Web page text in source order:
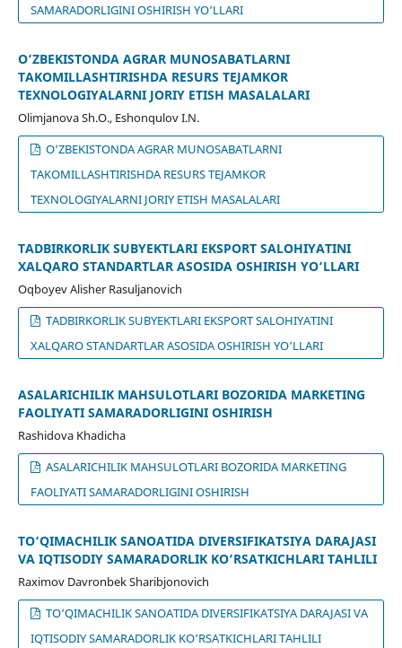
SAMARADORLIGINI OSHIRISH YO‘LLARI
О‘ZBEKISTONDA AGRAR MUNOSABATLARNI
TAKOMILLASHTIRISHDA RESURS TEJAMKOR
TEXNOLOGIYALARNI JORIY ETISH MASALALARI
Olimjanova Sh.O., Eshonqulov I.N.
О‘ZBEKISTONDA AGRAR MUNOSABATLARNI
TAKOMILLASHTIRISHDA RESURS TEJAMKOR
TEXNOLOGIYALARNI JORIY ETISH MASALALARI
TADBIRKORLIK SUBYEKTLARI EKSPORT SALOHIYATINI
XALQARO STANDARTLAR ASOSIDA OSHIRISH YO‘LLARI
Oqboyev Alisher Rasuljanovich
TADBIRKORLIK SUBYEKTLARI EKSPORT SALOHIYATINI
XALQARO STANDARTLAR ASOSIDA OSHIRISH YO‘LLARI
ASALARICHILIK MAHSULOTLARI BOZORIDA MARKETING
FAOLIYATI SAMARADORLIGINI OSHIRISH
Rashidova Khadicha
ASALARICHILIK MAHSULOTLARI BOZORIDA MARKETING
FAOLIYATI SAMARADORLIGINI OSHIRISH
TO‘QIMACHILIK SANOATIDA DIVERSIFIKATSIYA DARAJASI
VA IQTISODIY SAMARADORLIK KO‘RSATKICHLARI TAHLILI
Raximov Davronbek Sharibjonovich
TO‘QIMACHILIK SANOATIDA DIVERSIFIKATSIYA DARAJASI VA
IQTISODIY SAMARADORLIK KO‘RSATKICHLARI TAHLILI